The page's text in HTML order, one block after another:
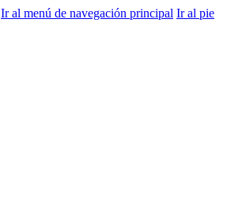
Ir al menú de navegación principal Ir al pie